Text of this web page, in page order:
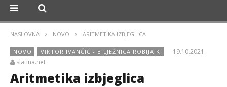
NASLOVNA NOVO ARITMETIKA IZBJEGLICA
NOVO VIKTOR IVANČIĆ - BILJEŽNICA ROBIJA K.
19.10.2021.
slatina.net
Aritmetika izbjeglica